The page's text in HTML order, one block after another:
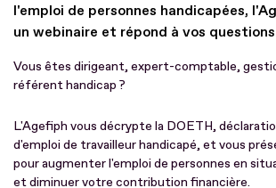
l'emploi de personnes handicapées,
un webinaire et répond à vos
Vous êtes dirigeant, expert-comptable,
référent handicap ?
L'Agefiph vous décrypte la DOETH,
d'emploi de travailleur handicapé, et vous
pour augmenter l'emploi de personnes en
et diminuer votre contribution financière.